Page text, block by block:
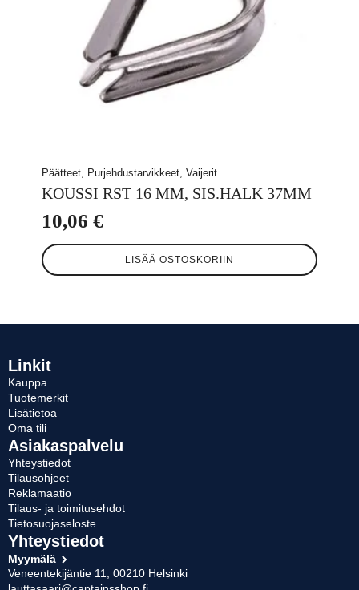
Päätteet, Purjehdustarvikkeet, Vaijerit
KOUSSI RST 16 MM, SIS.HALK 37MM
10,06 €
LISÄÄ OSTOSKORIIN
Linkit
Kauppa
Tuotemerkit
Lisätietoa
Oma tili
Asiakaspalvelu
Yhteystiedot
Tilausohjeet
Reklamaatio
Tilaus- ja toimitusehdot
Tietosuojaseloste
Yhteystiedot
Myymälä
Veneentekijäntie 11, 00210 Helsinki